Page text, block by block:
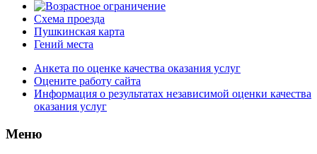
Схема проезда
Пушкинская карта
Гений места
Анкета по оценке качества оказания услуг
Оцените работу сайта
Информация о результатах независимой оценки качества
оказания услуг
Меню